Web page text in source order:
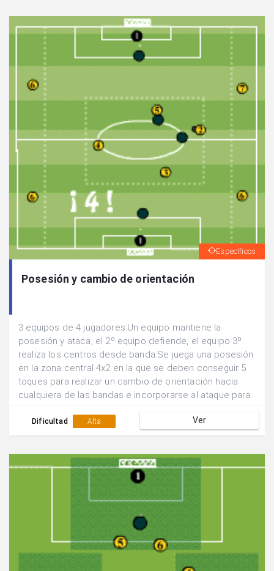
Específicos
Posesión y cambio de orientación
3 equipos de 4 jugadores.Un equipo mantiene la
posesión y ataca, el 2º equipo defiende, el equipo 3º
realiza los centros desde banda.Se juega una posesión
en la zona central 4x2 en la que se deben conseguir 5
toques para realizar un cambio de orientación hacia
cualquiera de las bandas e incorporarse al ataque para
consiguen en 5 min y se rotan las funciones de los
equipos.
Dificultad Alta Ver